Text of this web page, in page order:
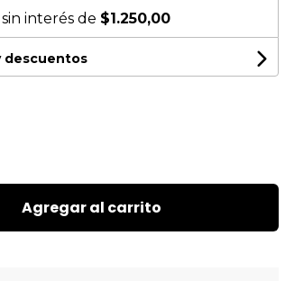
interés de $1.250,00
descuentos
Agregar al carrito